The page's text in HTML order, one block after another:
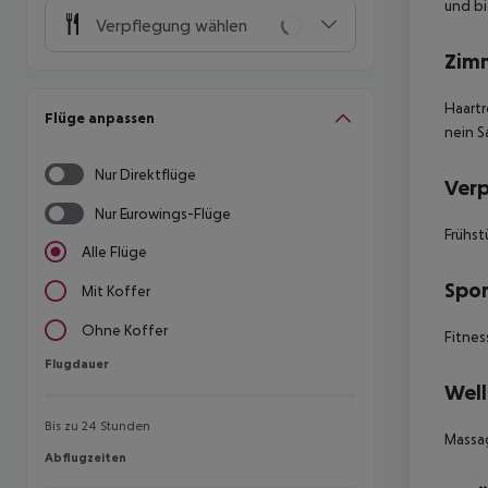
Verpflegung wählen
Flüge anpassen
Nur Direktflüge
Nur Eurowings-Flüge
Alle Flüge
Mit Koffer
Ohne Koffer
Flugdauer
Flugdauer
Bis zu 24 Stunden
Abflugzeiten
Abflugzeiten
und
nein